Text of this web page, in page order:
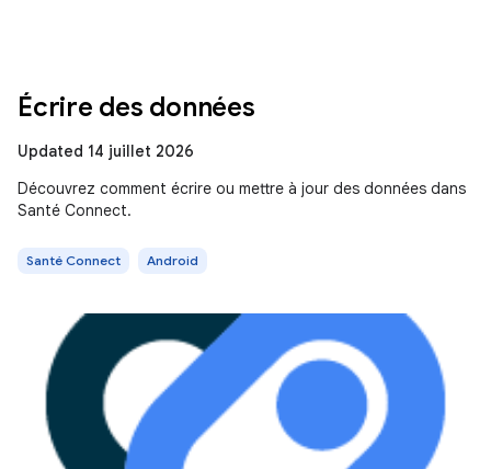
Écrire des données
Updated 14 juillet 2026
Découvrez comment écrire ou mettre à jour des données dans
Santé Connect.
Santé Connect Android